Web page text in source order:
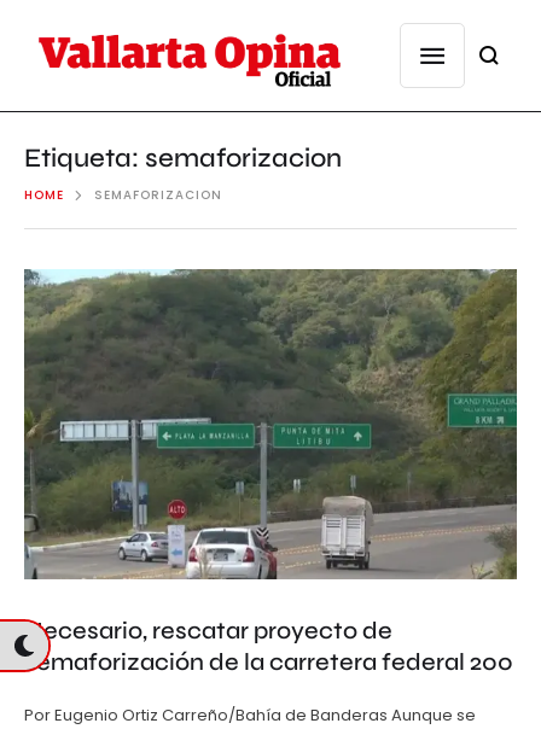
Etiqueta: semaforizacion
HOME SEMAFORIZACION
Necesario, rescatar proyecto de
semaforización de la carretera federal 200
Por Eugenio Ortiz Carreño/Bahía de Banderas Aunque se